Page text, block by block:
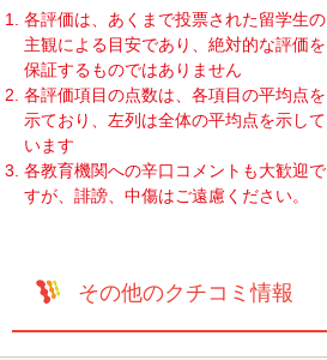
各評価は、あくまで投票された留学生の
主観による目安であり、絶対的な評価を
保証するものではありません
各評価項目の点数は、各項目の平均点を
示ており、左列は全体の平均点を示して
います
各教育機関への辛口コメントも大歓迎で
すが、誹謗、中傷はご遠慮ください。
その他のクチコミ情報